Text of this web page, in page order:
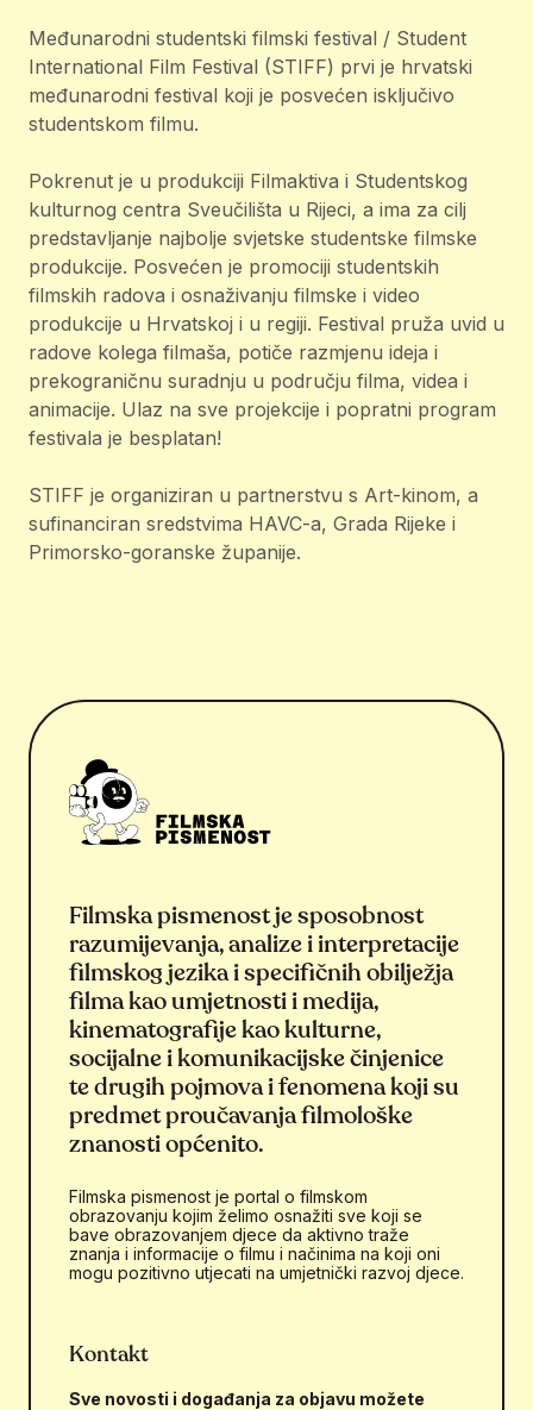
Međunarodni studentski filmski festival / Student
International Film Festival (STIFF) prvi je hrvatski
međunarodni festival koji je posvećen isključivo
studentskom filmu.
Pokrenut je u produkciji Filmaktiva i Studentskog
kulturnog centra Sveučilišta u Rijeci, a ima za cilj
predstavljanje najbolje svjetske studentske filmske
produkcije. Posvećen je promociji studentskih
filmskih radova i osnaživanju filmske i video
produkcije u Hrvatskoj i u regiji. Festival pruža uvid u
radove kolega filmaša, potiče razmjenu ideja i
prekograničnu suradnju u području filma, videa i
animacije. Ulaz na sve projekcije i popratni program
festivala je besplatan!
STIFF je organiziran u partnerstvu s Art-kinom, a
sufinanciran sredstvima HAVC-a, Grada Rijeke i
Primorsko-goranske županije.
Filmska pismenost je sposobnost
razumijevanja, analize i interpretacije
filmskog jezika i specifičnih obilježja
filma kao umjetnosti i medija,
kinematografije kao kulturne,
socijalne i komunikacijske činjenice
te drugih pojmova i fenomena koji su
predmet proučavanja filmološke
znanosti općenito.
Filmska pismenost je portal o filmskom
obrazovanju kojim želimo osnažiti sve koji se
bave obrazovanjem djece da aktivno traže
znanja i informacije o filmu i načinima na koji oni
mogu pozitivno utjecati na umjetnički razvoj djece.
Kontakt
Sve novosti i događanja za objavu možete